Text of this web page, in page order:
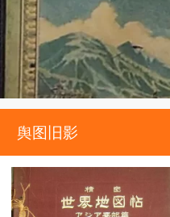
舆图旧影